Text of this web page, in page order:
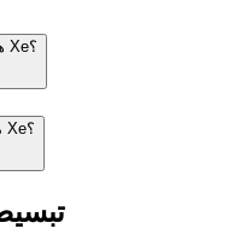
هل يمكنني ضبط تنبيهات الأسعار باستخدام Xe؟
هل يمكنني إرسال 100 EGP إلى VND مع Xe؟